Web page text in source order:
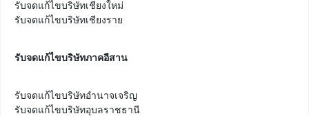
รับจดแก้ไขบริษัทเชียงใหม่
รับจดแก้ไขบริษัทเชียงราย
รับจดแก้ไขบริษัทภาคอีสาน
รับจดแก้ไขบริษัทอำนาจเจริญ
รับจดแก้ไขบริษัทอุบลราชธานี